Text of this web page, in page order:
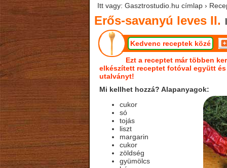
Itt vagy: Gasztrostudio.hu címlap ›
Erős-savanyú leves II.
Kedvenc receptek közé
Ezt a receptet már többen
elkészített receptet fotóval együtt
utalványt!
Mi kellhet hozzá? Alapanyagok:
cukor
só
tojás
liszt
margarin
cukor
zöldség
gyümölcs